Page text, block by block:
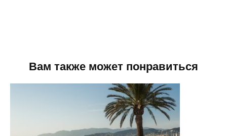
Вам также может понравиться